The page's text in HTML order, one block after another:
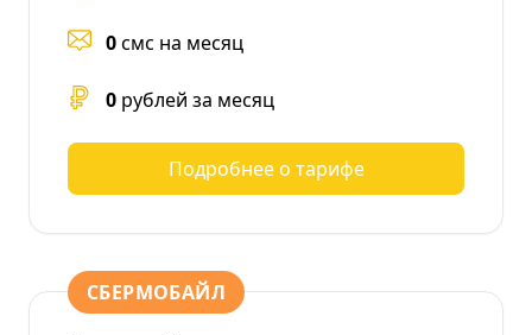
0смс на месяц
0 рублей за месяц
Подробнее о тарифе
СБЕРМОБАЙЛ